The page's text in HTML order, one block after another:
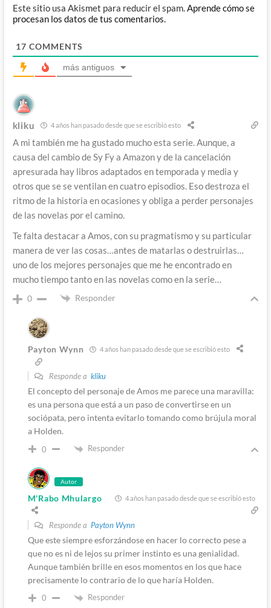
Este sitio usa Akismet para reducir el spam.Aprende cómo se
procesan los datos de tus comentarios.
17 COMMENTS
más antiguos
kliku 4 años han pasado desde que se escribió esto
A mi también me ha gustado mucho esta serie. Aunque, a
causa del cambio de Sy Fy a Amazon y de la cancelación
apresurada hay libros adaptados en temporada y media y
otros que se se ventilan en cuatro episodios. Eso destroza el
ritmo de la historia en ocasiones y obliga a perder personajes
de las novelas por el camino.
Te falta destacar a Amos, con su pragmatismo y su particular
manera de ver las cosas…antes de matarlas o destruirlas…
uno de los mejores personajes que me he encontrado en
mucho tiempo tanto en las novelas como en la serie…
0 Responder
Payton Wynn 4 años han pasado desde que se escribió esto
Responde a kliku
El concepto del personaje de Amos me parece una maravilla:
es una persona que está a un paso de convertirse en un
sociópata, pero intenta evitarlo tomando como brújula moral
a Holden.
0 Responder
Autor
M'Rabo Mhulargo 4 años han pasado desde que se escribió esto
Responde a Payton Wynn
Que este siempre esforzándose en hacer lo correcto pese a
que no es ni de lejos su primer instinto es una genialidad.
Aunque también brille en esos momentos en los que hace
precisamente lo contrario de lo que haría Holden.
0 Responder